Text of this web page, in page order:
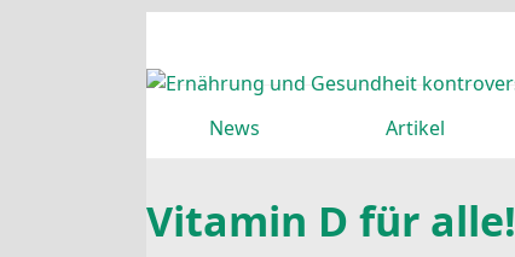
News Artikel
Vitamin D für alle!